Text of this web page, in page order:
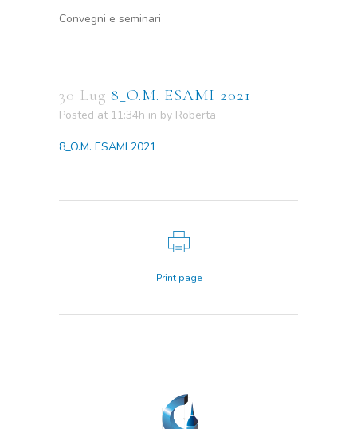
Convegni e seminari
30 Lug 8_O.M. ESAMI 2021
Posted at 11:34h in by Roberta
8_O.M. ESAMI 2021
Print page